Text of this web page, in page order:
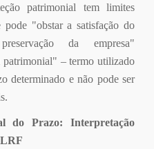
patrimonial tem limites
"obstar a satisfação do
da empresa"
– termo utilizado
determinado e não pode ser
do Prazo: Interpretação
LRF